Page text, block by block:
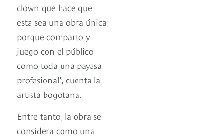
clown que hace que
esta sea una obra única,
porque comparto y
juego con el público
como toda una payasa
profesional”, cuenta la
artista bogotana.
Entre tanto, la obra se
considera como una